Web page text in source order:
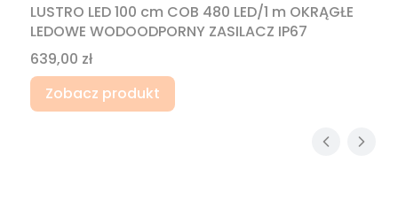
LUSTRO LED 100 cm COB 480 LED/1 m OKRĄGŁE
LEDOWE WODOODPORNY ZASILACZ IP67
Cena
639,00 zł
Zobacz produkt